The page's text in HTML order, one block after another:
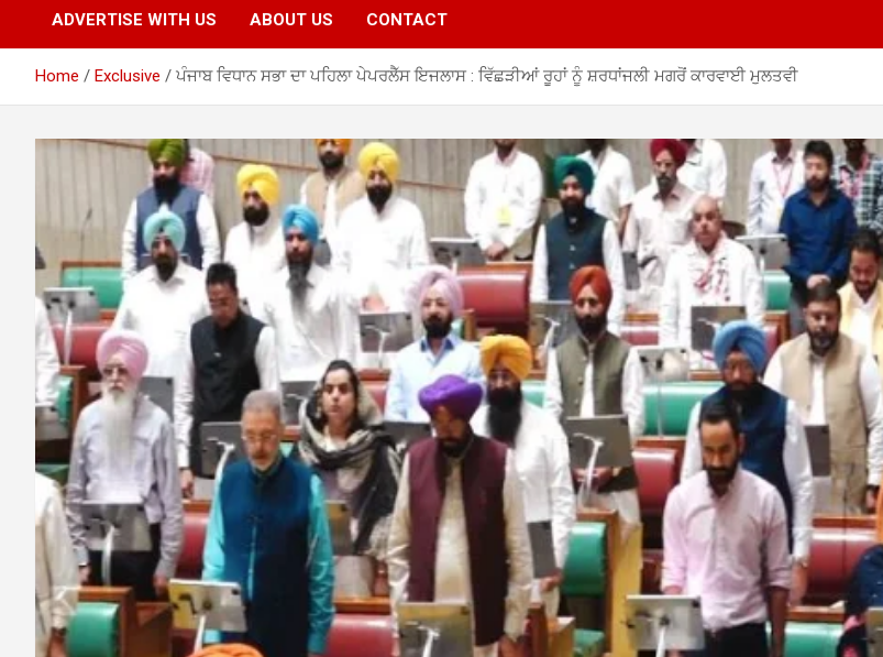
Canada News Channel
ADVERTISE WITH US ABOUT US CONTACT
Home Exclusive ਪੰਜਾਬ ਵਿਧਾਨ ਸਭਾ ਦਾ ਪਹਿਲਾ ਪੇਪਰਲੈੱਸ ਇਜਲਾਸ : ਵਿੱਛੜੀਆਂ ਰੂਹਾਂ ਨੂੰ ਸ਼ਰਧਾਂਜਲੀ ਮਗਰੋਂ ਕਾਰਵਾਈ ਮੁਲਤਵੀ